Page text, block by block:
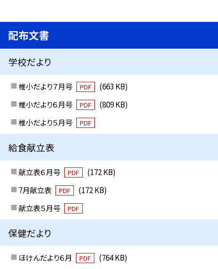
配布文書
学校だより
椎小だより７月号 PDF
(663 KB)
椎小だより６月号
PDF
(809 KB)
椎小だより５月号
PDF
給食献立表
献立表６月号 PDF
(172 KB)
7月献立表
PDF
(172 KB)
献立表５月号
PDF
保健だより
ほけんだより６月 PDF
(764 KB)